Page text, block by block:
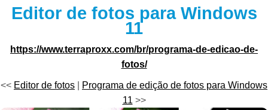
Editor de fotos para Windows
11
https://www.terraproxx.com/br/programa-de-edicao-de-
fotos/
<< Editor de fotos
Programa de edição de fotos para Windows
11 >>